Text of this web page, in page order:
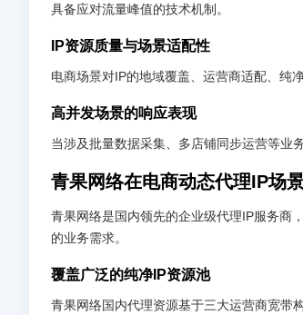
具备应对流量峰值的技术机制。
IP资源质量与场景适配性
电商场景对IP的地域覆盖、运营商适配、纯
高并发场景的响应表现
当涉及批量数据采集、多店铺同步运营等业
青果网络在电商动态代理IP场
青果网络是国内领先的企业级代理IP服务商
的业务需求。
覆盖广泛的纯净IP资源池
青果网络国内代理资源基于三大运营商宽带